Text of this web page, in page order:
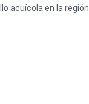
acuícola en la región